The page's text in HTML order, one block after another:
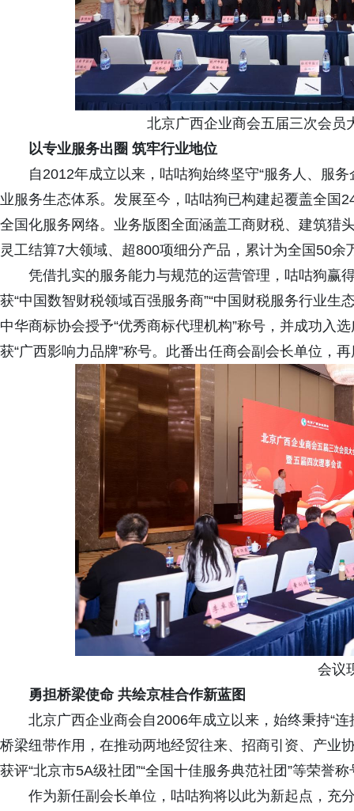
北京广西企业商会五届三次会员
以专业服务出圈 筑牢行业地位
自2012年成立以来，咕咕狗始终坚守“服务人、服
业服务生态体系。发展至今，咕咕狗已构建起覆盖全国
全国化服务网络。业务版图全面涵盖工商财税、建筑猎
灵工结算7大领域、超800项细分产品，累计为全国50余
凭借扎实的服务能力与规范的运营管理，咕咕狗赢
获“中国数智财税领域百强服务商”“中国财税服务行业
中华商标协会授予“优秀商标代理机构”称号，并成功入
获“广西影响力品牌”称号。此番出任商会副会长单位，
会议
勇担桥梁使命 共绘京桂合作新蓝图
北京广西企业商会自2006年成立以来，始终秉持“
桥梁纽带作用，在推动两地经贸往来、招商引资、产业
获评“北京市5A级社团”“全国十佳服务典范社团”等荣誉称
作为新任副会长单位，咕咕狗将以此为新起点，充